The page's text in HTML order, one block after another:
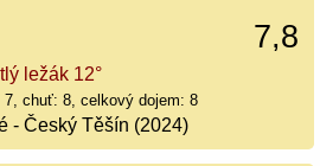
7,8
ležák 12°
chuť: 8, celkový dojem: 8
- Český Těšín (2024)